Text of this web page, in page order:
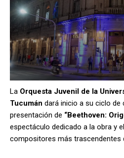
La Orquesta Juvenil de la
Tucumán dará inicio a su ciclo
presentación de “Beethoven:
espectáculo dedicado a la obra y
compositores más trascendentes